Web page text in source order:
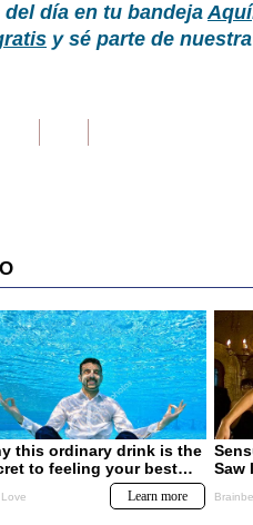
día en tu bandejaAquí
y sé parte de